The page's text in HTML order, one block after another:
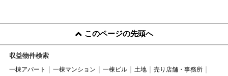
このページの先頭へ
収益物件検索
一棟アパート 一棟マンション 一棟ビル 土地
売り店舗・事務所